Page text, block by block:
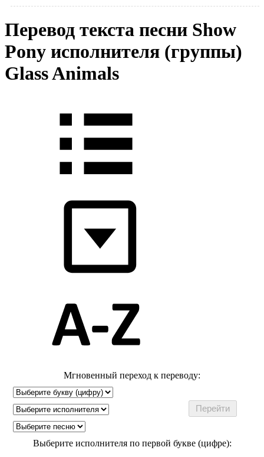
Перевод текста песни Show
Pony исполнителя (группы)
Glass Animals
Мгновенный переход к переводу:
Выберите исполнителя по первой букве (цифре):